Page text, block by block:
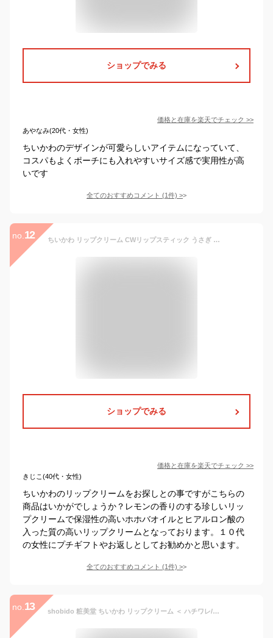
ショップでみる
価格と在庫を楽天でチェック >>
あやなみ(20代・女性)
ちいかわのデザインが可愛らしいアイテムになっていて、
コスパもよくポーチにも入れやすいサイズ感で実用性が高
いです
全てのおすすめコメント (1件) >
no. 12 ちいかわ リップクリーム CWリップスティック うさぎ 粧美堂 コスメ雑貨 プチギフト プレゼント レモンの香り キャラクター グッズ メール便可 シネマコレクション
ショップでみる
価格と在庫を楽天でチェック >>
きじこ(40代・女性)
ちいかわのリップクリームをお探しとの事ですがこちらの
商品はいかがでしょうか？レモンの香りのする珍しいリッ
プクリームで保湿性の高いホホバオイルとヒアルロン酸の
入った質の高いリップクリームとなっております。１０代
の女性にプチギフトやお返しとしてお勧めかと思います。
全てのおすすめコメント (1件) >
no. 13 shobido 粧美堂 ちいかわ リップクリーム ＜ ハチワレ/ブルーベリー ＞ CW24443